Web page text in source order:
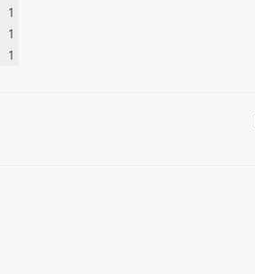
1
1
1